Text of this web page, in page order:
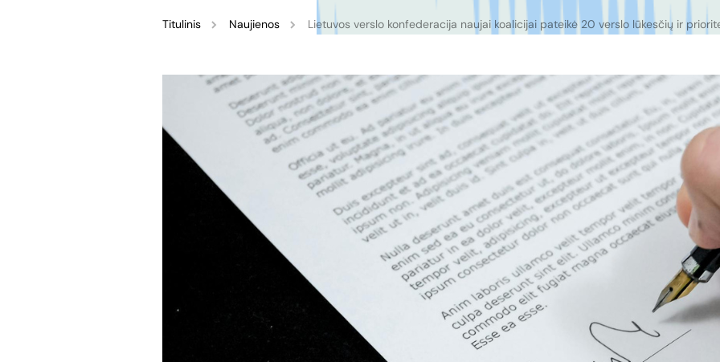
Titulinis Naujienos Lietuvos verslo konfederacija naujai koalicijai pateikė 20 verslo lūkesčių ir